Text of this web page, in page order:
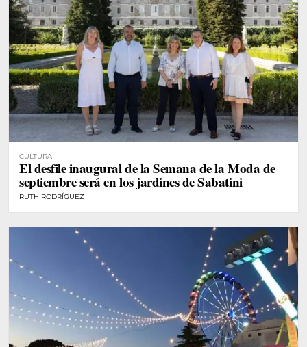
CULTURA
El desfile inaugural de la Semana de la Moda de
septiembre será en los jardines de Sabatini
RUTH RODRÍGUEZ